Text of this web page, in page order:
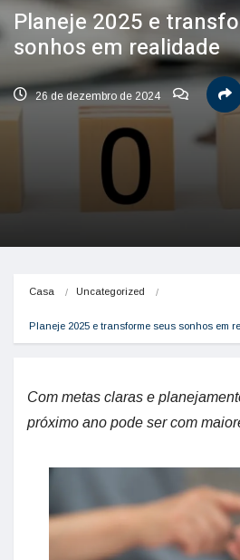
Planeje 2025 e
sonhos em realidade
26 de dezembro de 2024
Casa Uncategorized
Planeje 2025 e transforme seus sonhos em
Com metas claras e
próximo ano pode ser com